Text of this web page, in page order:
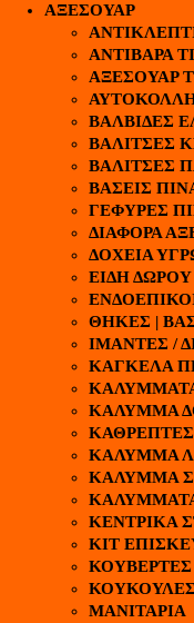
ΑΞΕΣΟΥΑΡ
ΑΝΤΙΒΑΡΑ
ΑΞΕΣΟΥΑΡ
ΒΑΛΒΙΔΕΣ
ΒΑΛΙΤΣΕΣ
ΒΑΛΙΤΣΕΣ
ΒΑΣΕΙΣ
ΓΕΦΥΡΕΣ
ΔΙΑΦΟΡΑ
ΔΟΧΕΙΑ
ΕΙΔΗ ΔΩΡΟΥ
ΘΗΚΕΣ |
ΙΜΑΝΤΕΣ /
ΚΑΓΚΕΛΑ
ΚΑΛΥΜΜΑ
ΚΑΘΡΕΠΤΕΣ
ΚΑΛΥΜΜΑ
ΚΑΛΥΜΜΑ
ΚΕΝΤΡΙΚΑ
ΚΙΤ
ΚΟΥΒΕΡΤΕΣ
ΜΑΝΙΤΑΡΙΑ